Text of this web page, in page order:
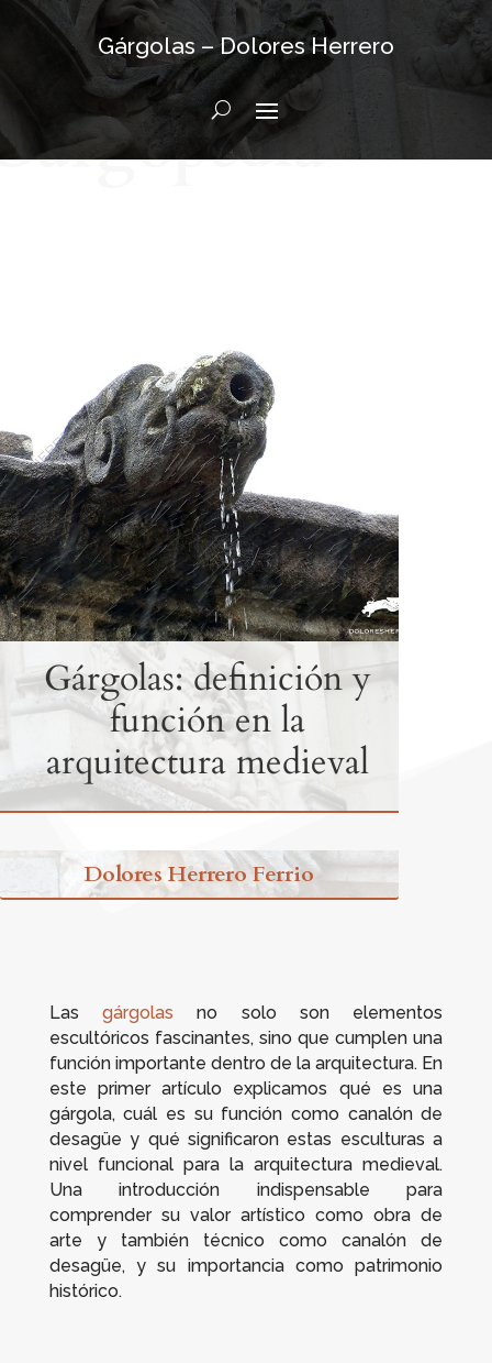
Gárgolas – Dolores Herrero
Gárgolas: definición y
función en la
arquitectura medieval
Dolores Herrero Ferrio
Lasgárgolas no solo son elementos
escultóricos fascinantes, sino que cumplen una
función importante dentro de la arquitectura. En
este primer artículo explicamos qué es una
gárgola, cuál es su función como canalón de
desagüe y qué significaron estas esculturas a
nivel funcional para la arquitectura medieval.
Una introducción indispensable para
comprender su valor artístico como obra de
arte y también técnico como canalón de
desagüe, y su importancia como patrimonio
histórico.